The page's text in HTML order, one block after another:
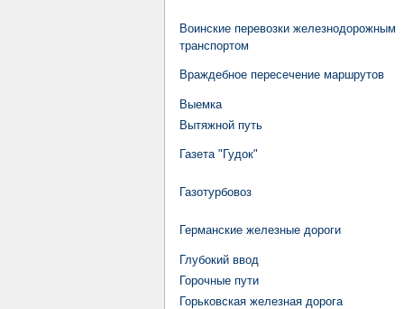
Воинские перевозки железнодорожным
транспортом
Враждебное пересечение маршрутов
Выемка
Вытяжной путь
Газета "Гудок"
Газотурбовоз
Германские железные дороги
Глубокий ввод
Горочные пути
Горьковская железная дорога